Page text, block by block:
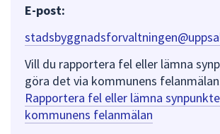
E-post:
Vill du rapportera fel eller lämna
göra det via kommunens
Rapportera fel eller lämna
kommunens felanmälan